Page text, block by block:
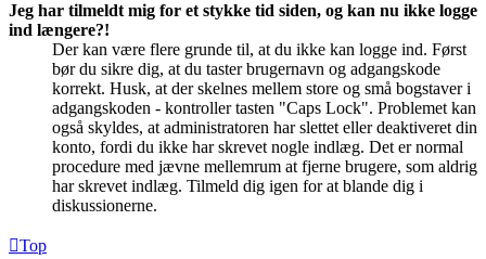
Jeg har tilmeldt mig for et stykke tid siden, og kan nu ikke logge
ind længere?!
Der kan være flere grunde til, at du ikke kan logge ind. Først
bør du sikre dig, at du taster brugernavn og adgangskode
korrekt. Husk, at der skelnes mellem store og små bogstaver i
adgangskoden - kontroller tasten "Caps Lock". Problemet kan
også skyldes, at administratoren har slettet eller deaktiveret din
konto, fordi du ikke har skrevet nogle indlæg. Det er normal
procedure med jævne mellemrum at fjerne brugere, som aldrig
har skrevet indlæg. Tilmeld dig igen for at blande dig i
diskussionerne.
Top